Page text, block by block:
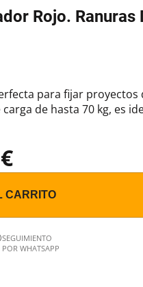
Rojo. Ranuras
para fijar proyectos
de hasta 70 kg, es
CARRITO
SEGUIMIENTO
POR WHATSAPP